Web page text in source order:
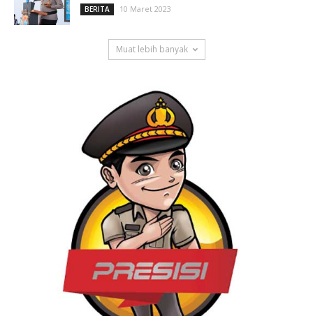
BERITA 10 Maret 2023
Muat lebih banyak